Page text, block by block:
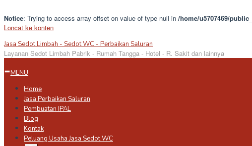
Notice: Trying to access array offset on value of type null in /home/u5707469/
Loncat ke konten
Jasa Sedot Limbah - Sedot WC - Perbaikan Saluran
Layanan Sedot Limbah Pabrik - Rumah Tangga - Hotel - R. Sakit dan lainnya
MENU
Home
Jasa Perbaikan Saluran
Pembuatan IPAL
Blog
Kontak
Peluang Usaha Jasa Sedot WC